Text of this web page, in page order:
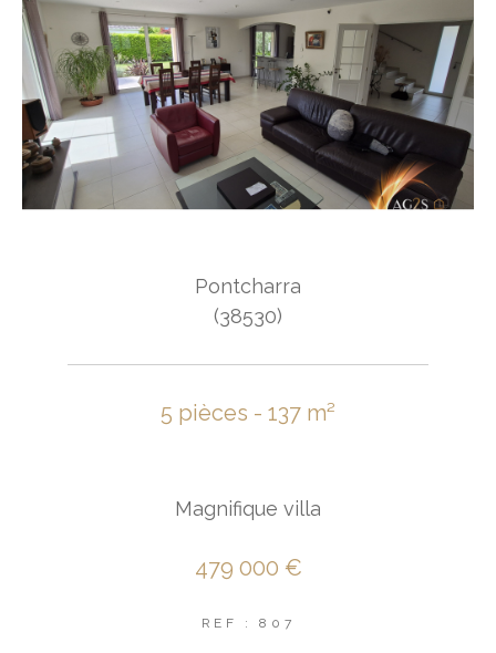
Pontcharra
(38530)
5 pièces - 137 m²
Magnifique villa
479 000 €
REF : 807